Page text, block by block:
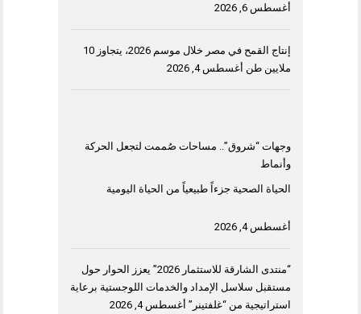
أغسطس 6, 2026
إنتاج القمح في مصر خلال موسم 2026، يتجاوز 10
ملايين طن أغسطس 4, 2026
وجهات “شروق”.. مساحات صُممت لتجعل الحركة
وأنماط
الحياة الصحية جزءاً طبيعياً من الحياة اليومية
أغسطس 4, 2026
“منتدى الشارقة للاستثمار 2026” يعزز الحوار حول
مستقبل سلاسل الإمداد والخدمات اللوجستية برعاية
استراتيجية من “غلفتينر” أغسطس 4, 2026